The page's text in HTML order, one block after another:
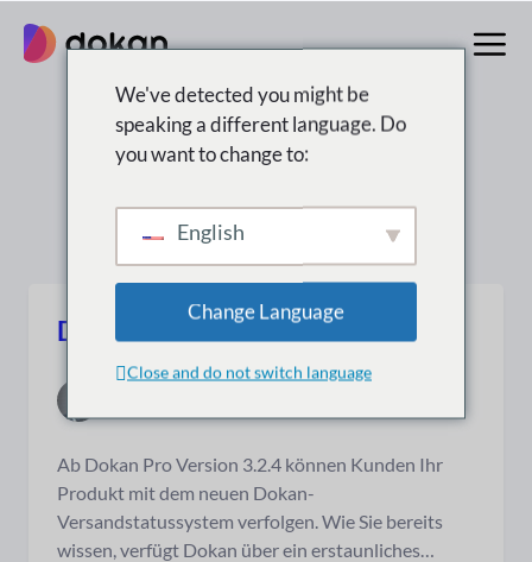
Inhalt
springen
Suchergebnisse für:
“wordpress”
Dokan-Versandstatus
Ab Dokan Pro Version 3.2.4 können Kunden Ihr
Produkt mit dem neuen Dokan-
Versandstatussystem verfolgen. Wie Sie bereits
wissen, verfügt Dokan über ein erstaunliches…
We've detected you might be
speaking a different language. Do
you want to change to:
English
Change Language
Close and do not switch language